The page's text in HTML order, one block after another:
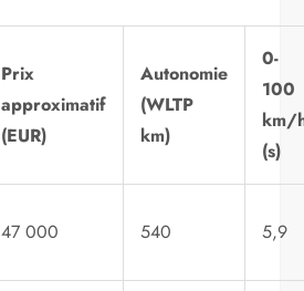
Prix
approximatif
(EUR)
Autonomie
(WLTP
km)
0-
100
km/
(s)
47 000 540 5,9